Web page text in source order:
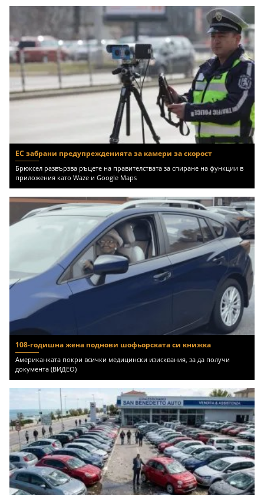
ЕС забрани предупрежденията за камери за скорост
Брюксел развързва ръцете на правителствата за спиране на функции в
приложения като Waze и Google Maps
108-годишна жена поднови шофьорската си книжка
Американката покри всички медицински изисквания, за да получи
документа (ВИДЕО)